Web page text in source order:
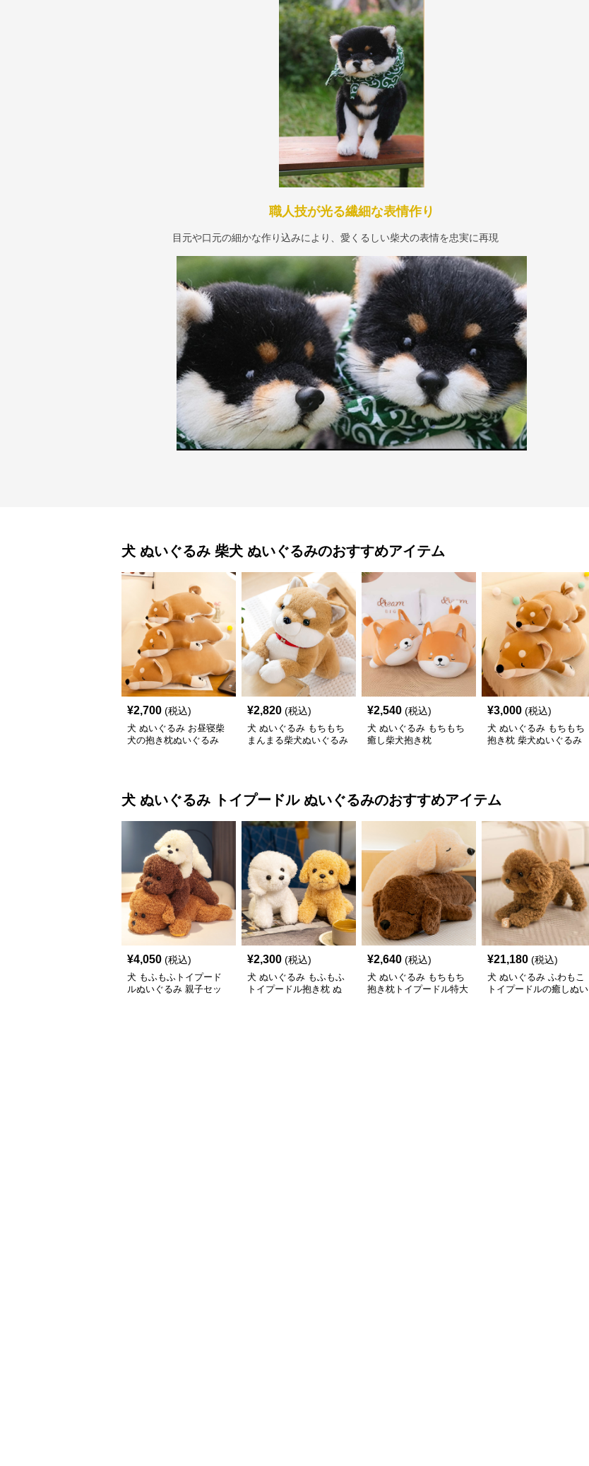
職人技が光る繊細な表情作り
目元や口元の細かな作り込みにより、愛くるしい柴犬の表情を忠実に再現
犬 ぬいぐるみ 柴犬 ぬいぐるみのおすすめアイテム
¥2,700 (税込)
犬 ぬいぐるみ お昼寝柴
犬の抱き枕ぬいぐるみ
¥2,820 (税込)
犬 ぬいぐるみ もちもち
まんまる柴犬ぬいぐるみ
¥2,540 (税込)
犬 ぬいぐるみ もちもち
癒し柴犬抱き枕
¥3,000 (税込)
犬 ぬいぐるみ もちもち
抱き枕 柴犬ぬいぐるみ
犬 ぬいぐるみ トイプードル ぬいぐるみのおすすめアイテム
¥4,050 (税込)
犬 もふもふトイプード
ルぬいぐるみ 親子セッ
¥2,300 (税込)
犬 ぬいぐるみ もふもふ
トイプードル抱き枕 ぬ
¥2,640 (税込)
犬 ぬいぐるみ もちもち
抱き枕トイプードル特大
¥21,180 (税込)
犬 ぬいぐるみ ふわもこ
トイプードルの癒しぬい